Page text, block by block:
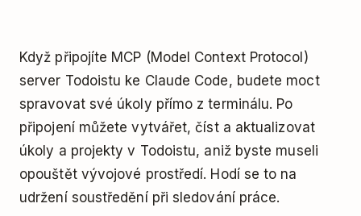
Když připojíte MCP (Model Context Protocol)
server Todoistu ke Claude Code, budete moct
spravovat své úkoly přímo z terminálu. Po
připojení můžete vytvářet, číst a aktualizovat
úkoly a projekty v Todoistu, aniž byste museli
opouštět vývojové prostředí. Hodí se to na
udržení soustředění při sledování práce.